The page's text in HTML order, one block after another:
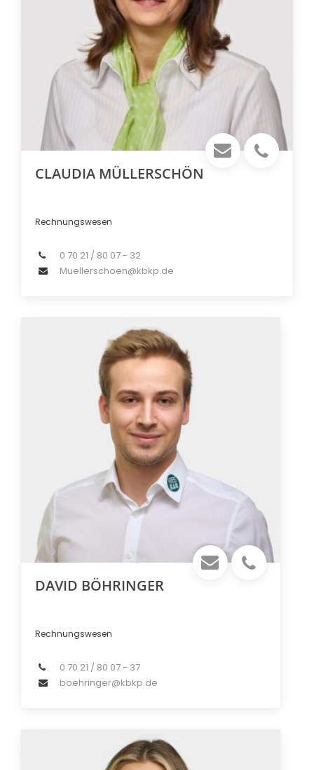
CLAUDIA MÜLLERSCHÖN
Rechnungswesen
0 70 21 / 80 07 - 32
Muellerschoen@kbkp.de
DAVID BÖHRINGER
Rechnungswesen
0 70 21 / 80 07 - 37
boehringer@kbkp.de